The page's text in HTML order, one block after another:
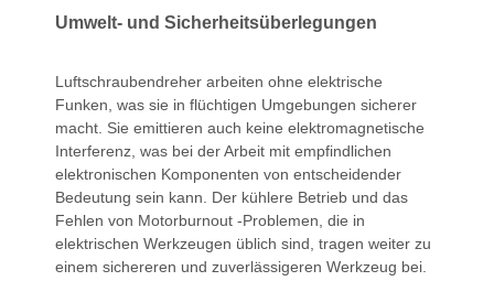
Umwelt- und Sicherheitsüberlegungen
Luftschraubendreher arbeiten ohne elektrische
Funken, was sie in flüchtigen Umgebungen sicherer
macht. Sie emittieren auch keine elektromagnetische
Interferenz, was bei der Arbeit mit empfindlichen
elektronischen Komponenten von entscheidender
Bedeutung sein kann. Der kühlere Betrieb und das
Fehlen von Motorburnout -Problemen, die in
elektrischen Werkzeugen üblich sind, tragen weiter zu
einem sichereren und zuverlässigeren Werkzeug bei.